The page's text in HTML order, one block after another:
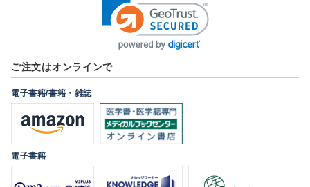
ご注文はオンラインで
電子書籍/書籍・雑誌
電子書籍